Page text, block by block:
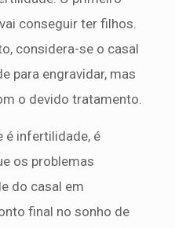
conseguir ter filhos.
considera-se o casal
para engravidar, mas
o devido tratamento.
é infertilidade, é
os problemas
do casal em
final no sonho de